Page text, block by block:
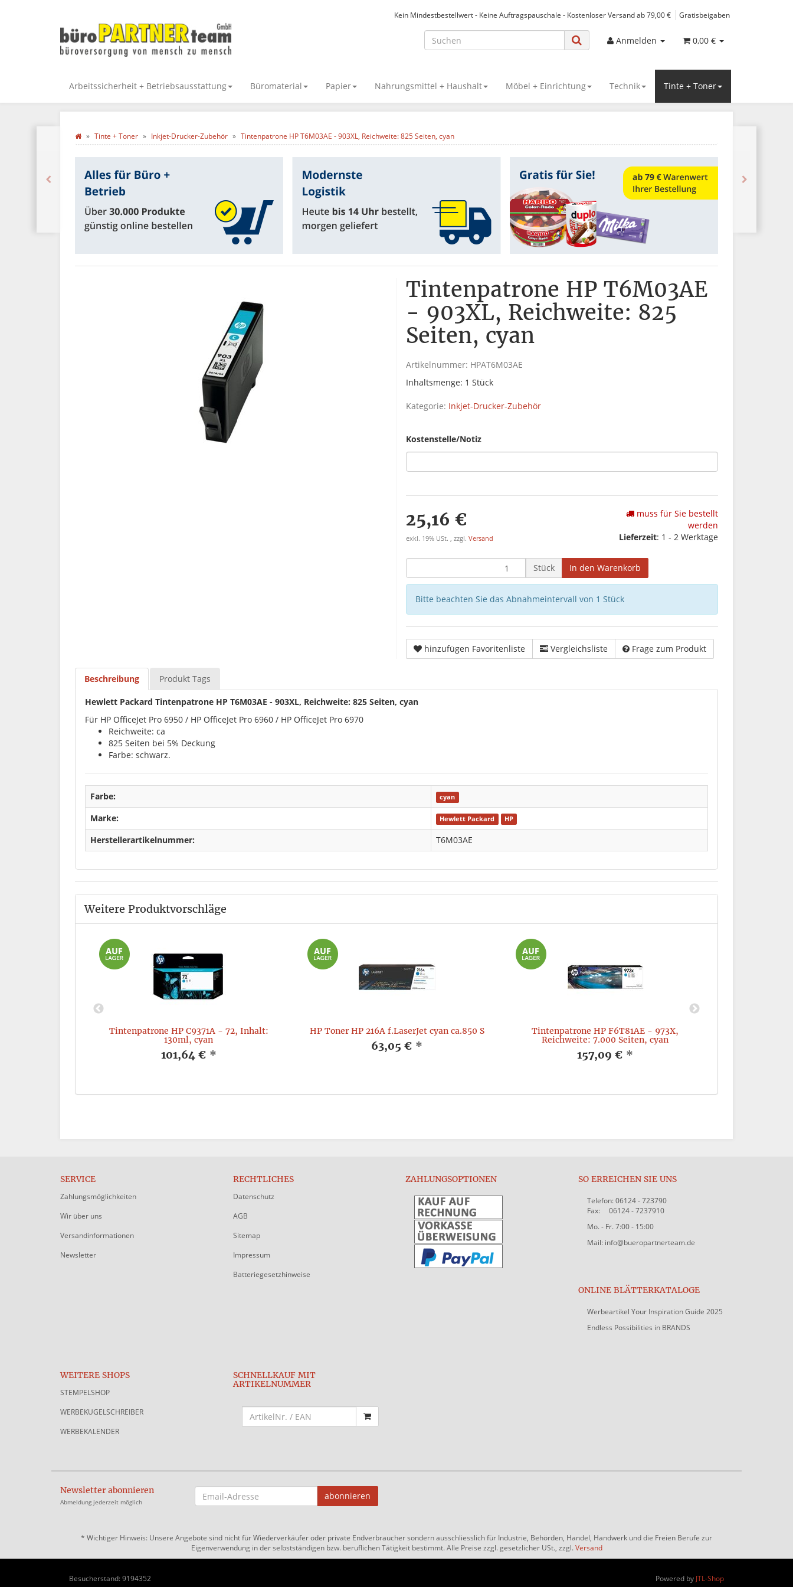
Kein Mindestbestellwert - Keine Auftragspauschale - Kostenloser Versand ab 79,00 € Gratisbeigaben
Anmelden 0,00 €
Arbeitssicherheit + Betriebsausstattung Büromaterial Papier Nahrungsmittel + Haushalt Möbel + Einrichtung Technik Tinte + Toner
Tinte + Toner Inkjet-Drucker-Zubehör Tintenpatrone HP T6M03AE - 903XL, Reichweite: 825 Seiten, cyan
Tintenpatrone HP T6M03AE
- 903XL, Reichweite: 825
Seiten, cyan
Artikelnummer: HPAT6M03AE
Inhaltsmenge: 1 Stück
Kategorie: Inkjet-Drucker-Zubehör
Kostenstelle/Notiz
25,16 €
exkl. 19% USt. , zzgl. Versand
muss für Sie bestellt
werden
Lieferzeit: 1 - 2 Werktage
Stück In den Warenkorb
Bitte beachten Sie das Abnahmeintervall von 1 Stück
hinzufügen Favoritenliste Vergleichsliste Frage zum Produkt
Beschreibung Produkt Tags
Hewlett Packard Tintenpatrone HP T6M03AE - 903XL, Reichweite: 825 Seiten, cyan
Für HP OfficeJet Pro 6950 / HP OfficeJet Pro 6960 / HP OfficeJet Pro 6970
Reichweite: ca
825 Seiten bei 5% Deckung
Farbe: schwarz.
Farbe: cyan
Marke: Hewlett Packard HP
Herstellerartikelnummer: T6M03AE
Weitere Produktvorschläge
Tintenpatrone HP C9371A - 72, Inhalt:
130ml, cyan
101,64 € *
HP Toner HP 216A f.LaserJet cyan ca.850 S
63,05 € *
Tintenpatrone HP F6T81AE - 973X,
Reichweite: 7.000 Seiten, cyan
157,09 € *
SERVICE
Zahlungsmöglichkeiten
Wir über uns
Versandinformationen
Newsletter
RECHTLICHES
Datenschutz
AGB
Sitemap
Impressum
Batteriegesetzhinweise
ZAHLUNGSOPTIONEN SO ERREICHEN SIE UNS
Telefon: 06124 - 723790
Fax: 06124 - 7237910
Mo. - Fr. 7:00 - 15:00
Mail: info@bueropartnerteam.de
ONLINE BLÄTTERKATALOGE
Werbeartikel Your Inspiration Guide 2025
Endless Possibilities in BRANDS
WEITERE SHOPS
STEMPELSHOP
WERBEKUGELSCHREIBER
WERBEKALENDER
SCHNELLKAUF MIT
ARTIKELNUMMER
Newsletter abonnieren
Abmeldung jederzeit möglich
EMAIL-
ADRESSE
abonnieren
* Wichtiger Hinweis: Unsere Angebote sind nicht für Wiederverkäufer oder private Endverbraucher sondern ausschliesslich für Industrie, Behörden, Handel, Handwerk und die Freien Berufe zur
Eigenverwendung in der selbstständigen bzw. beruflichen Tätigkeit bestimmt. Alle Preise zzgl. gesetzlicher USt., zzgl.Versand
Besucherstand: 9194352 Powered by JTL-Shop